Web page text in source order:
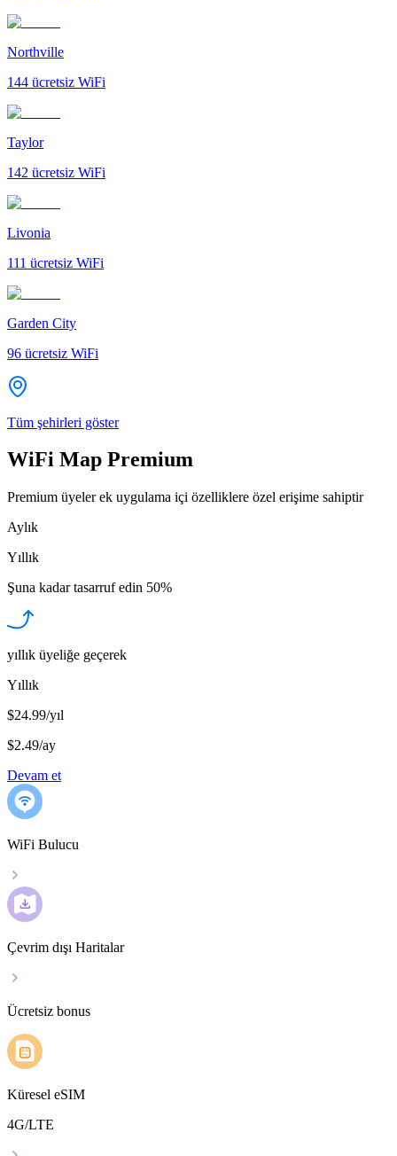
Northville
144 ücretsiz WiFi
Taylor
142 ücretsiz WiFi
Livonia
111 ücretsiz WiFi
Garden City
96 ücretsiz WiFi
Tüm şehirleri göster
WiFi Map Premium
Premium üyeler ek uygulama içi özelliklere özel erişime sahiptir
Aylık
Yıllık
Şuna kadar tasarruf edin 50%
yıllık üyeliğe geçerek
Yıllık
$24.99/yıl
$2.49/ay
Devam et
WiFi Bulucu
Çevrim dışı Haritalar
Ücretsiz bonus
Küresel eSIM
4G/LTE